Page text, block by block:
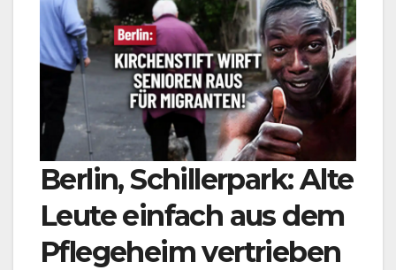
Berlin, Schillerpark: Alte
Leute einfach aus dem
Pflegeheim vertrieben